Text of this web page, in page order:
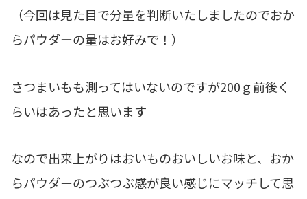
（今回は見た目で分量を判断いたしましたのでおか
らパウダーの量はお好みで！）
さつまいもも測ってはいないのですが200ｇ前後く
らいはあったと思います
なので出来上がりはおいものおいしいお味と、おか
らパウダーのつぶつぶ感が良い感じにマッチして思